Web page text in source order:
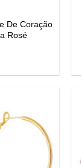
De Coração
Rosé